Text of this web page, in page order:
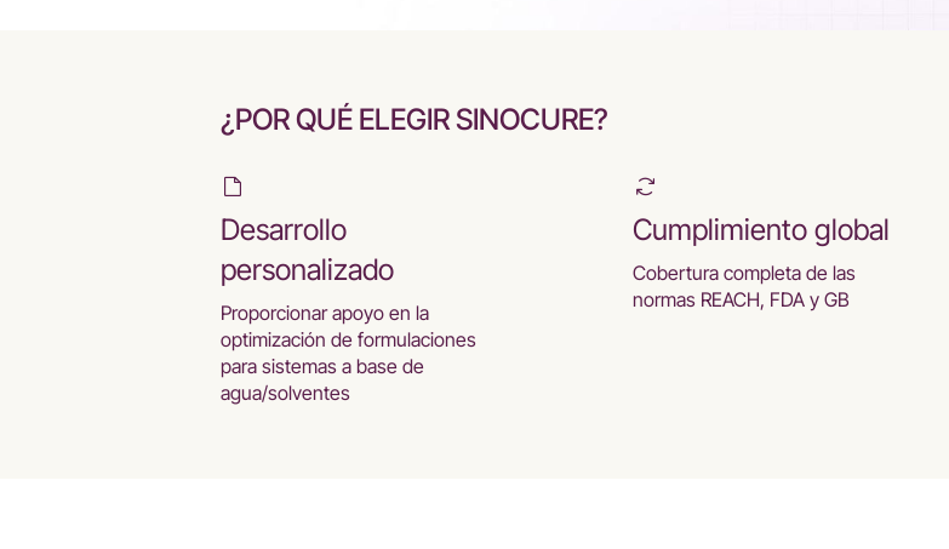
¿POR QUÉ ELEGIR SINOCURE?
Desarrollo
personalizado
Proporcionar apoyo en la
optimización de formulaciones
para sistemas a base de
agua/solventes
Cumplimiento global
Cobertura completa de las
normas REACH, FDA y GB